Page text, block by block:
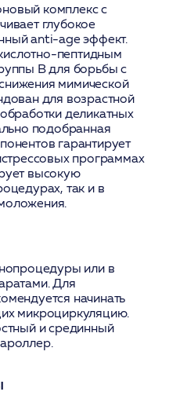
комплекс с
глубокое
anti-age эффект.
пептидным
B для борьбы с
мимической
для возрастной
деликатных
подобранная
гарантирует
программах
высокую
так и в
или в
Для
начинать
микроциркуляцию.
и срединный